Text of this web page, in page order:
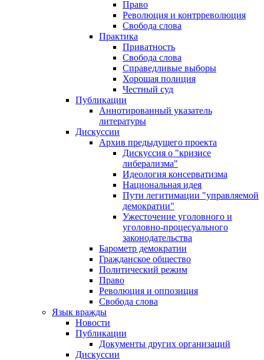
Право
Революция и контрреволюция
Свобода слова
Практика
Приватность
Свобода слова
Справедливые выборы
Хорошая полиция
Честный суд
Публикации
Аннотированный указатель
литературы
Дискуссии
Архив предыдущего проекта
Дискуссия о "кризисе
либерализма"
Идеология консерватизма
Национальная идея
Пути легитимации "управляемой
демократии"
Ужесточение уголовного и
уголовно-процесуального
законодательства
Барометр демократии
Гражданское общество
Политический режим
Право
Революция и оппозиция
Свобода слова
Язык вражды
Новости
Публикации
Документы других организаций
Дискуссии